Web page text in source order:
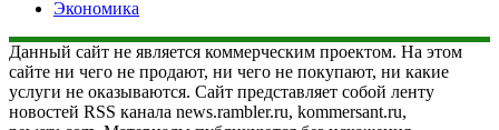
Экономика
Данный сайт не является коммерческим проектом. На этом
сайте ни чего не продают, ни чего не покупают, ни какие
услуги не оказываются. Сайт представляет собой ленту
новостей RSS канала news.rambler.ru, kommersant.ru,